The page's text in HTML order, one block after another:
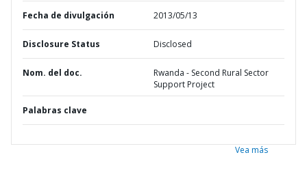
Fecha de divulgación 2013/05/13
Disclosure Status Disclosed
Nom. del doc.
Rwanda - Second Rural Sector
Support Project
Palabras clave
Vea más